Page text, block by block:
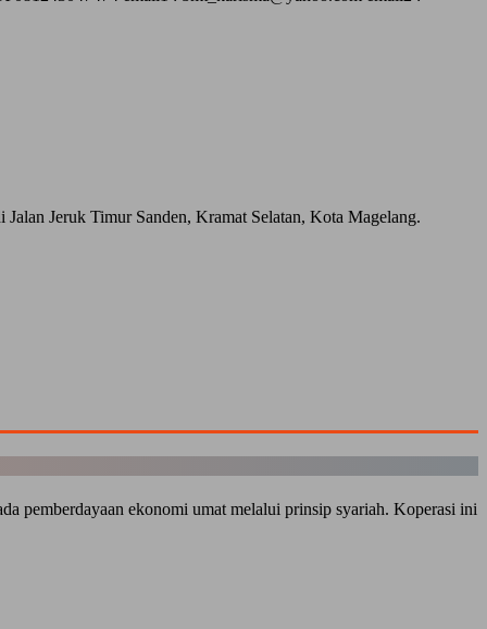
Jeruk Timur Sanden, Kramat Selatan, Kota Magelang.
pemberdayaan ekonomi umat melalui prinsip syariah. Koperasi ini